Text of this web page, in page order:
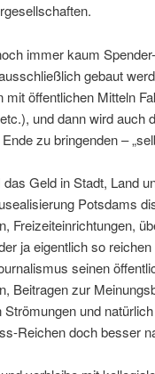
immer kaum
gebaut
mit öffentlichen Mitteln
und dann wird auch
zu bringenden –
Geld in Stadt, Land
Potsdams
Freizeiteinrichtungen,
ja eigentlich so
seinen
Beitragen zur
Strömungen und
Reichen doch besser